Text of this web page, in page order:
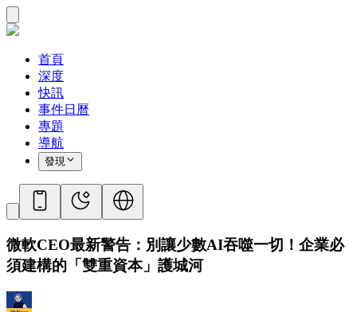
首頁
深度
快訊
事件日曆
專題
導航
發現
微軟CEO最新警告：別讓少數AI吞噬一切！企業必
須建構的「雙重資本」護城河